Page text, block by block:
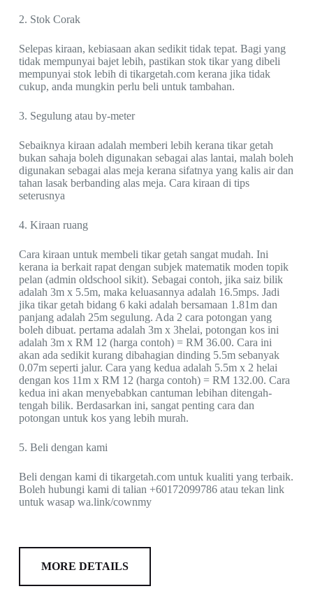
2. Stok Corak
Selepas kiraan, kebiasaan akan sedikit tidak tepat. Bagi yang
tidak mempunyai bajet lebih, pastikan stok tikar yang dibeli
mempunyai stok lebih di tikargetah.com kerana jika tidak
cukup, anda mungkin perlu beli untuk tambahan.
3. Segulung atau by-meter
Sebaiknya kiraan adalah memberi lebih kerana tikar getah
bukan sahaja boleh digunakan sebagai alas lantai, malah boleh
digunakan sebagai alas meja kerana sifatnya yang kalis air dan
tahan lasak berbanding alas meja. Cara kiraan di tips
seterusnya
4. Kiraan ruang
Cara kiraan untuk membeli tikar getah sangat mudah. Ini
kerana ia berkait rapat dengan subjek matematik moden topik
pelan (admin oldschool sikit). Sebagai contoh, jika saiz bilik
adalah 3m x 5.5m, maka keluasannya adalah 16.5mps. Jadi
jika tikar getah bidang 6 kaki adalah bersamaan 1.81m dan
panjang adalah 25m segulung. Ada 2 cara potongan yang
boleh dibuat. pertama adalah 3m x 3helai, potongan kos ini
adalah 3m x RM 12 (harga contoh) = RM 36.00. Cara ini
akan ada sedikit kurang dibahagian dinding 5.5m sebanyak
0.07m seperti jalur. Cara yang kedua adalah 5.5m x 2 helai
dengan kos 11m x RM 12 (harga contoh) = RM 132.00. Cara
kedua ini akan menyebabkan cantuman lebihan ditengah-
tengah bilik. Berdasarkan ini, sangat penting cara dan
potongan untuk kos yang lebih murah.
5. Beli dengan kami
Beli dengan kami di tikargetah.com untuk kualiti yang terbaik.
Boleh hubungi kami di talian +60172099786 atau tekan link
untuk wasap wa.link/cownmy
MORE DETAILS